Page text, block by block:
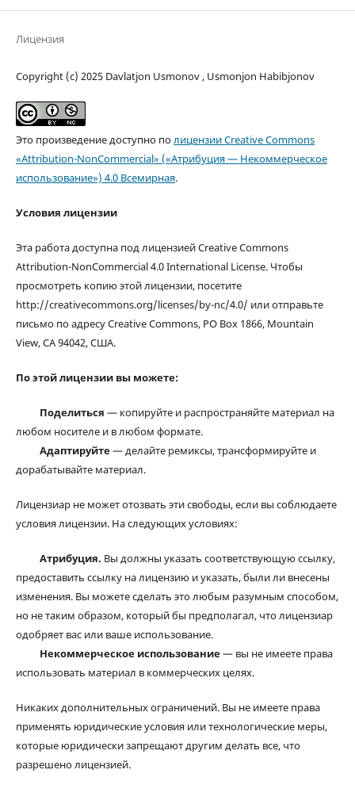
Лицензия
Copyright (c) 2025 Davlatjon Usmonov , Usmonjon Habibjonov
Это произведение доступно полицензии Creative Commons
«Attribution-NonCommercial» («Атрибуция — Некоммерческое
использование») 4.0 Всемирная.
Условия лицензии
Эта работа доступна под лицензией Creative Commons
Attribution-NonCommercial 4.0 International License. Чтобы
просмотреть копию этой лицензии, посетите
http://creativecommons.org/licenses/by-nc/4.0/ или отправьте
письмо по адресу Creative Commons, PO Box 1866, Mountain
View, CA 94042, США.
По этой лицензии вы можете:
Поделиться — копируйте и распространяйте материал на
любом носителе и в любом формате.
Адаптируйте— делайте ремиксы, трансформируйте и
дорабатывайте материал.
Лицензиар не может отозвать эти свободы, если вы соблюдаете
условия лицензии. На следующих условиях:
Атрибуция. Вы должны указать соответствующую ссылку,
предоставить ссылку на лицензию и указать, были ли внесены
изменения. Вы можете сделать это любым разумным способом,
но не таким образом, который бы предполагал, что лицензиар
одобряет вас или ваше использование.
Некоммерческое использование— вы не имеете права
использовать материал в коммерческих целях.
Никаких дополнительных ограничений. Вы не имеете права
применять юридические условия или технологические меры,
которые юридически запрещают другим делать все, что
разрешено лицензией.